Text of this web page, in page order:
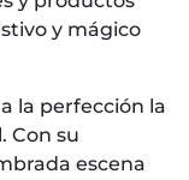
y mágico
la perfección la
Con su
escena